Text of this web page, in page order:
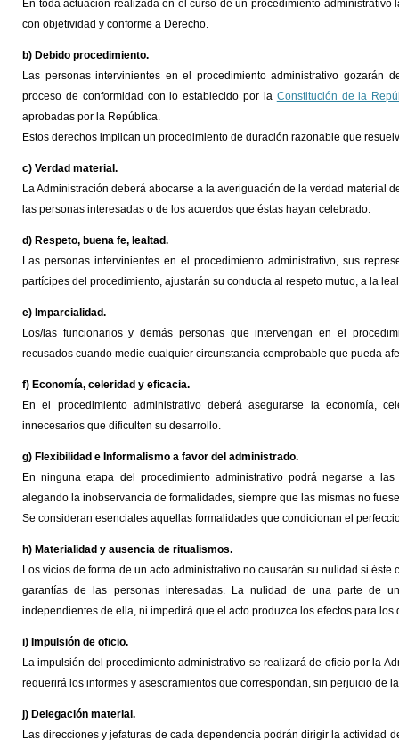
En toda actuación realizada en el curso de un procedimiento
con objetividad y conforme a Derecho.
b) Debido procedimiento.
Las personas intervinientes en el procedimiento administrativo gozarán
proceso de conformidad con lo establecido por la Constitución de la
aprobadas por la República.
Estos derechos implican un procedimiento de duración razonable que
c) Verdad material.
La Administración deberá abocarse a la averiguación de la verdad material
las personas interesadas o de los acuerdos que éstas hayan celebrado.
d) Respeto, buena fe, lealtad.
Las personas intervinientes en el procedimiento administrativo, sus
partícipes del procedimiento, ajustarán su conducta al respeto mutuo, a la
e) Imparcialidad.
Los/las funcionarios y demás personas que intervengan en el
recusados cuando medie cualquier circunstancia comprobable que pueda
f) Economía, celeridad y eficacia.
En el procedimiento administrativo deberá asegurarse la economía,
innecesarios que dificulten su desarrollo.
g) Flexibilidad e Informalismo a favor del administrado.
En ninguna etapa del procedimiento administrativo podrá negarse a
alegando la inobservancia de formalidades, siempre que las mismas no
Se consideran esenciales aquellas formalidades que condicionan el
h) Materialidad y ausencia de ritualismos.
Los vicios de forma de un acto administrativo no causarán su nulidad si
garantías de las personas interesadas. La nulidad de una parte de
independientes de ella, ni impedirá que el acto produzca los efectos para los
i) Impulsión de oficio.
La impulsión del procedimiento administrativo se realizará de oficio por la
requerirá los informes y asesoramientos que correspondan, sin perjuicio de
j) Delegación material.
Las direcciones y jefaturas de cada dependencia podrán dirigir la actividad